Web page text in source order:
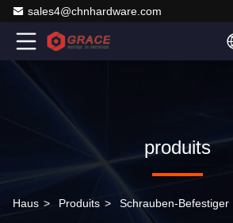
sales4@chnhardware.com
produits
Haus > Produits > Schrauben-Befestiger